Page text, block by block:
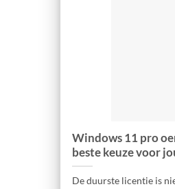
Windows 11 pro
beste keuze voor
De duurste licentie is